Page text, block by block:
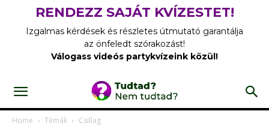
RENDEZZ SAJÁT KVÍZESTET!
Izgalmas kérdések és részletes útmutató garantálja
az önfeledt szórakozást!
Válogass videós partykvízeink közül!
Home Témák Csillag